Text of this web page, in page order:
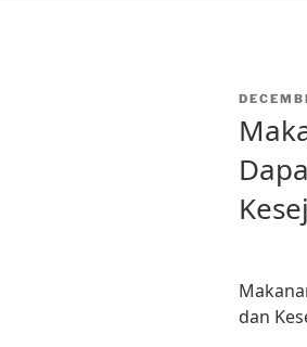
POSTED
dan